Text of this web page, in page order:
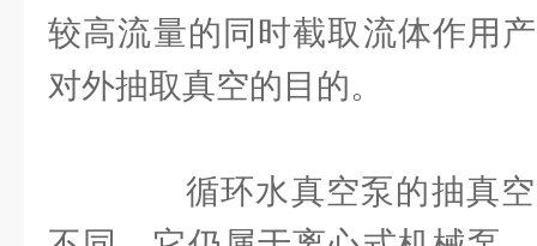
较高流量的同时截取流体作用
对外抽取真空的目的。
循环水真空泵的抽真空